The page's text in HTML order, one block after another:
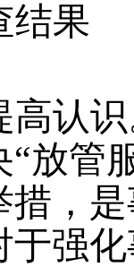
结果
高认
“放管
措，
于强